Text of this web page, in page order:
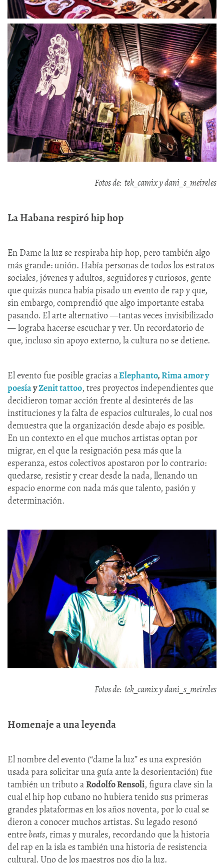
Fotos de: tek_camix y dani_s_meireles
La Habana respiró hip hop
En Dame la luz se respiraba hip hop, pero también algo
más grande: unión. Había personas de todos los estratos
sociales, jóvenes y adultos, seguidores y curiosos, gente
que quizás nunca había pisado un evento de rap y que,
sin embargo, comprendió que algo importante estaba
pasando. El arte alternativo —tantas veces invisibilizado
— lograba hacerse escuchar y ver. Un recordatorio de
que, incluso sin apoyo externo, la cultura no se detiene.
El evento fue posible gracias aElephanto,Rima amor y
poesíayZenit tattoo, tres proyectos independientes que
decidieron tomar acción frente al desinterés de las
instituciones y la falta de espacios culturales, lo cual nos
demuestra que la organización desde abajo es posible.
En un contexto en el que muchos artistas optan por
migrar, en el que la resignación pesa más que la
esperanza, estos colectivos apostaron por lo contrario:
quedarse, resistir y crear desde la nada, llenando un
espacio enorme con nada más que talento, pasión y
determinación.
Fotos de: tek_camix y dani_s_meireles
Homenaje a una leyenda
El nombre del evento (“dame la luz” es una expresión
usada para solicitar una guía ante la desorientación) fue
también un tributo aRodolfo Rensoli, figura clave sin la
cual el hip hop cubano no hubiera tenido sus primeras
grandes plataformas en los años noventa, por lo cual se
dieron a conocer muchos artistas. Su legado resonó
entrebeats, rimas y murales, recordando que la historia
del rap en la isla es también una historia de resistencia
cultural. Uno de los maestros nos dio la luz.